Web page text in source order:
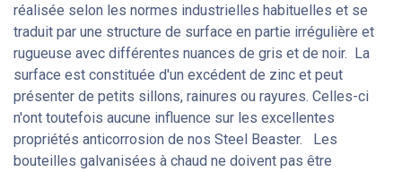
réalisée selon les normes industrielles habituelles et se
traduit par une structure de surface en partie irrégulière et
rugueuse avec différentes nuances de gris et de noir. La
surface est constituée d'un excédent de zinc et peut
présenter de petits sillons, rainures ou rayures. Celles-ci
n'ont toutefois aucune influence sur les excellentes
propriétés anticorrosion de nos Steel Beaster. Les
bouteilles galvanisées à chaud ne doivent pas être